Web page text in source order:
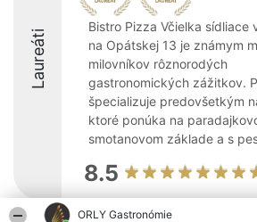
ORLY Gastronómie
Laureáti
Bistro Pizza Včielka sídliace
na Opátskej 13 je známym
milovníkov rôznorodých
gastronomických zážitkov.
špecializuje predovšetkým
ktoré ponúka na
smotanovom základe a s
8.5